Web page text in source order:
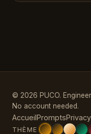
© 2026 PUCO.
No account needed.
AccueilPromptsPrivacy
THÈME